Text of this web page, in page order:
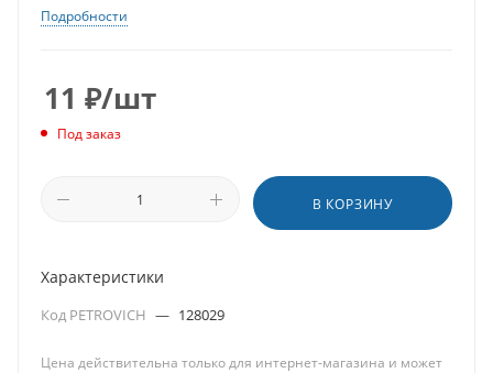
Подробности
11 ₽/шт
Под заказ
В КОРЗИНУ
Характеристики
Код PETROVICH — 128029
Цена действительна только для интернет-магазина и может